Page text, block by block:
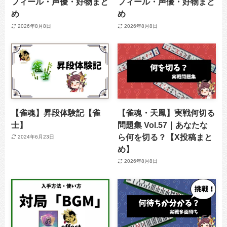
め
2026年8月8日
め
2026年8月8日
【雀魂】昇段体験記【雀
士】
2024年6月23日
【雀魂・天鳳】実戦何切る
問題集 Vol.57｜あなたな
ら何を切る？【X投稿まと
め】
2026年8月8日